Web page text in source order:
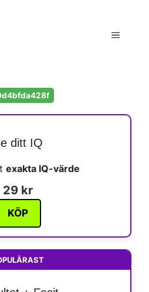
Meny
ditt IQ
exakta IQ-värde
29 kr
KÖP